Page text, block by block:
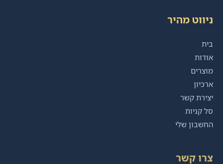
ניווט מהיר
בית
אודות
מוצרים
ארכיון
יצירת קשר
סל קניות
החשבון שלי
צרו קשר